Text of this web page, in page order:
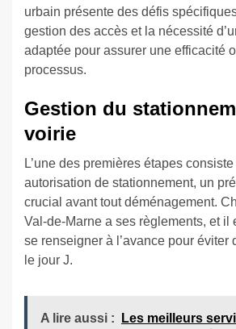
urbain présente des défis
gestion des accès et la nécessité
adaptée pour assurer une efficacité
processus.
Gestion du
voirie
L’une des premières étapes
autorisation de stationnement, un
crucial avant tout déménagement.
Val-de-Marne a ses règlements, et il
se renseigner à l’avance pour éviter
le jour J.
A lire aussi :
Les meilleurs